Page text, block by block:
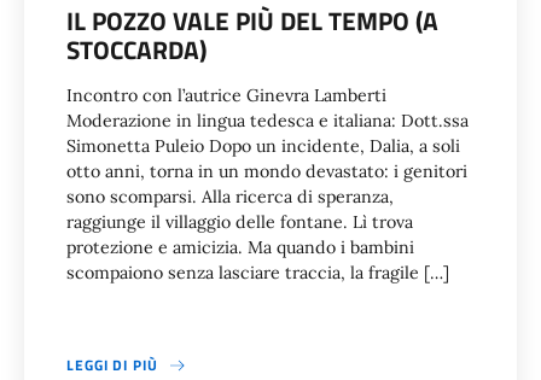
IL POZZO VALE PIÙ DEL TEMPO (A
STOCCARDA)
Incontro con l’autrice Ginevra Lamberti
Moderazione in lingua tedesca e italiana: Dott.ssa
Simonetta Puleio Dopo un incidente, Dalia, a soli
otto anni, torna in un mondo devastato: i genitori
sono scomparsi. Alla ricerca di speranza,
raggiunge il villaggio delle fontane. Lì trova
protezione e amicizia. Ma quando i bambini
scompaiono senza lasciare traccia, la fragile […]
LEGGI DI PIÙ